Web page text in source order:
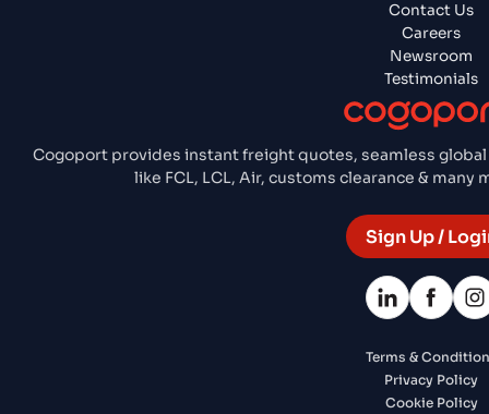
Cogoport provides instant freight quotes, seamless
like FCL, LCL, Air, customs clearance &
Sign Up /
Contact Us
Careers
Newsroom
Testimonials
Terms &
Privacy Policy
Cookie Policy